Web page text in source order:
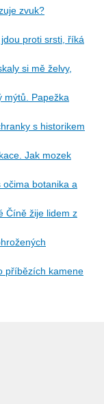
zvuk?
proti srsti, říká
si mě želvy,
mýtů. Papežka
s historikem
Jak mozek
očima botanika a
Číně žije lidem z
příbězích kamene